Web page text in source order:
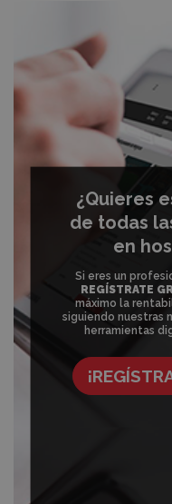
¿Quieres
de todas
en
Si eres un
REGÍSTRATE
máximo la
siguiendo nuestras
herramientas